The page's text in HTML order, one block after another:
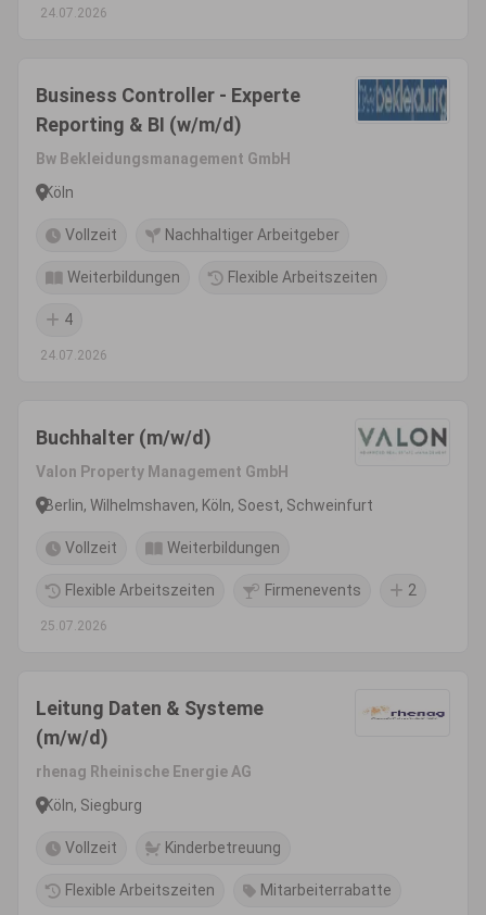
24.07.2026
Business Controller - Experte
Reporting & BI (w/m/d)
Bw Bekleidungsmanagement GmbH
Köln
Vollzeit Nachhaltiger Arbeitgeber
Weiterbildungen Flexible Arbeitszeiten
4
24.07.2026
Buchhalter (m/w/d)
Valon Property Management GmbH
Berlin, Wilhelmshaven, Köln, Soest, Schweinfurt
Vollzeit Weiterbildungen
Flexible Arbeitszeiten Firmenevents 2
25.07.2026
Leitung Daten & Systeme
(m/w/d)
rhenag Rheinische Energie AG
Köln, Siegburg
Vollzeit Kinderbetreuung
Flexible Arbeitszeiten Mitarbeiterrabatte